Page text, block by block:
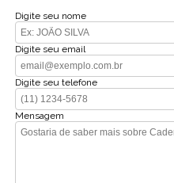
Digite seu nome
Digite seu email
Digite seu telefone
Mensagem